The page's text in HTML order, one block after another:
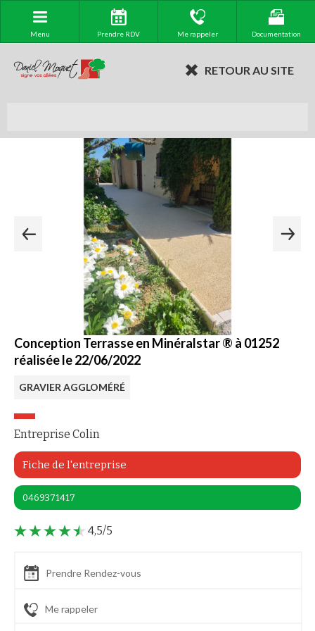
Menu Prendre RDV Me rappeler Documentation
RETOUR AU SITE
Conception Terrasse en Minéralstar ® à 01252
réalisée le 22/06/2022
GRAVIER AGGLOMÉRÉ
Entreprise Colin
Fiche de l'entreprise
0469371417
4,5/5
Prendre Rendez-vous
Me rappeler